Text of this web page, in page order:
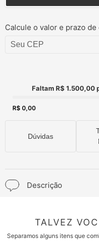
Calcule o valor e prazo
Faltam R$ 1.500,00
R$ 0,00
Dúvidas
Descrição
TALVEZ
Separamos alguns itens que